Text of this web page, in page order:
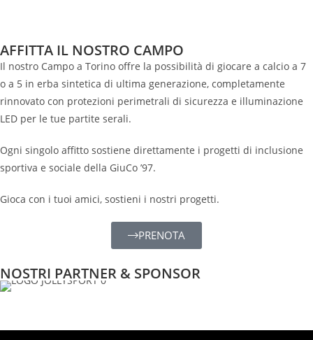
AFFITTA IL NOSTRO CAMPO
Il nostro Campo a Torino offre la possibilità di giocare a calcio a 7
o a 5 in erba sintetica di ultima generazione, completamente
rinnovato con protezioni perimetrali di sicurezza e illuminazione
LED per le tue partite serali.
Ogni singolo affitto sostiene direttamente i progetti di inclusione
sportiva e sociale della GiuCo ’97.
Gioca con i tuoi amici, sostieni i nostri progetti.
PRENOTA
NOSTRI PARTNER & SPONSOR